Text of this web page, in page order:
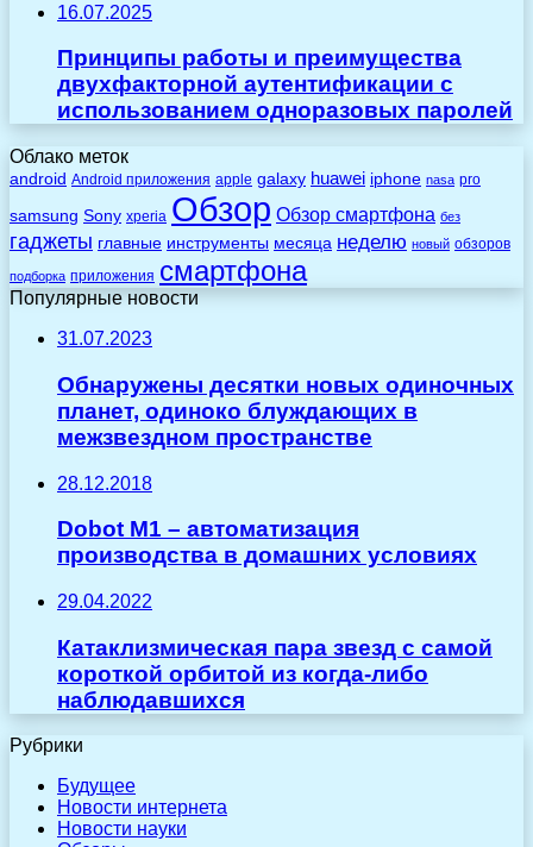
16.07.2025
Принципы работы и преимущества
двухфакторной аутентификации с
использованием одноразовых паролей
Облако меток
android Android приложения apple galaxy huawei iphone nasa pro
samsung Sony xperia Обзор Обзор смартфона без
гаджеты главные инструменты месяца неделю новый обзоров
подборка приложения смартфона
Популярные новости
31.07.2023
Обнаружены десятки новых одиночных
планет, одиноко блуждающих в
межзвездном пространстве
28.12.2018
Dobot M1 – автоматизация
производства в домашних условиях
29.04.2022
Катаклизмическая пара звезд с самой
короткой орбитой из когда-либо
наблюдавшихся
Рубрики
Будущее
Новости интернета
Новости науки